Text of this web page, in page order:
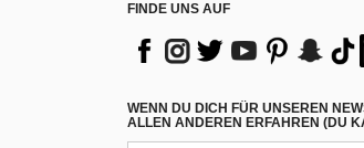
FINDE UNS AUF
WENN DU DICH FÜR UNSEREN
ALLEN ANDEREN ERFAHREN (DU